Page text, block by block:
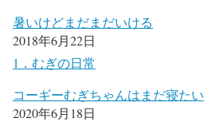
暑いけどまだまだいける
2018年6月22日
1．むぎの日常
コーギーむぎちゃんはまだ寝たい
2020年6月18日